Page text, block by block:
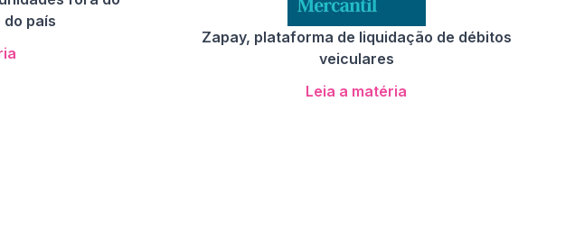
país
Zapay, plataforma de liquidação de débitos
veiculares
Leia a matéria